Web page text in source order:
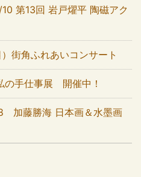
10 第13回 岩戸燿平 陶磁アク
街角ふれあいコンサート
の手仕事展 開催中！
加藤勝海 日本画＆水墨画